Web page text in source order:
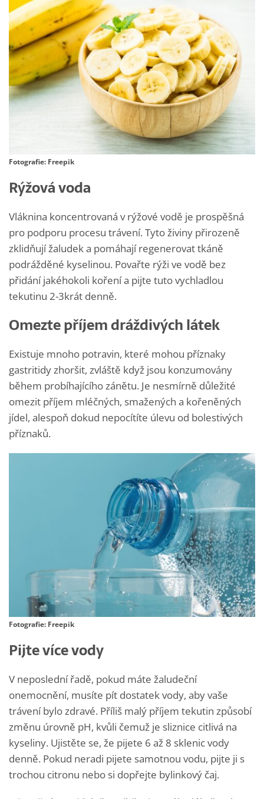
Fotografie: Freepik
Rýžová voda
Vláknina koncentrovaná v rýžové vodě je prospěšná
pro podporu procesu trávení. Tyto živiny přirozeně
zklidňují žaludek a pomáhají regenerovat tkáně
podrážděné kyselinou. Povařte rýži ve vodě bez
přidání jakéhokoli koření a pijte tuto vychladlou
tekutinu 2-3krát denně.
Omezte příjem dráždivých látek
Existuje mnoho potravin, které mohou příznaky
gastritidy zhoršit, zvláště když jsou konzumovány
během probíhajícího zánětu. Je nesmírně důležité
omezit příjem mléčných, smažených a kořeněných
jídel, alespoň dokud nepocítíte úlevu od bolestivých
příznaků.
Fotografie: Freepik
Pijte více vody
V neposlední řadě, pokud máte žaludeční
onemocnění, musíte pít dostatek vody, aby vaše
trávení bylo zdravé. Příliš malý příjem tekutin způsobí
změnu úrovně pH, kvůli čemuž je sliznice citlivá na
kyseliny. Ujistěte se, že pijete 6 až 8 sklenic vody
denně. Pokud neradi pijete samotnou vodu, pijte ji s
trochou citronu nebo si dopřejte bylinkový čaj.